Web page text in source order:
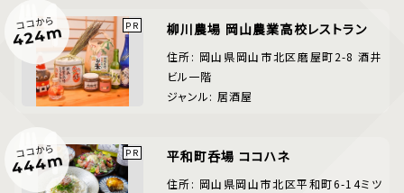
ココから
424m 柳川農場 岡山農業高校レストラン
住所: 岡山県岡山市北区磨屋町2-8 酒井
ビル一階
ジャンル: 居酒屋
ココから
444m 平和町呑場 ココハネ
住所: 岡山県岡山市北区平和町6-14ミツ